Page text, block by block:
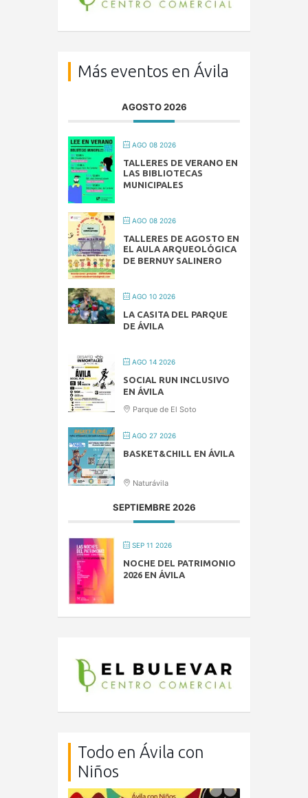
Más eventos en Ávila
AGOSTO 2026
AGO 08 2026
TALLERES DE VERANO EN
LAS BIBLIOTECAS
MUNICIPALES
AGO 08 2026
TALLERES DE AGOSTO EN
EL AULA ARQUEOLÓGICA
DE BERNUY SALINERO
AGO 10 2026
LA CASITA DEL PARQUE
DE ÁVILA
AGO 14 2026
SOCIAL RUN INCLUSIVO
EN ÁVILA
Parque de El Soto
AGO 27 2026
BASKET&CHILL EN ÁVILA
Naturávila
SEPTIEMBRE 2026
SEP 11 2026
NOCHE DEL PATRIMONIO
2026 EN ÁVILA
Todo en Ávila con
Niños